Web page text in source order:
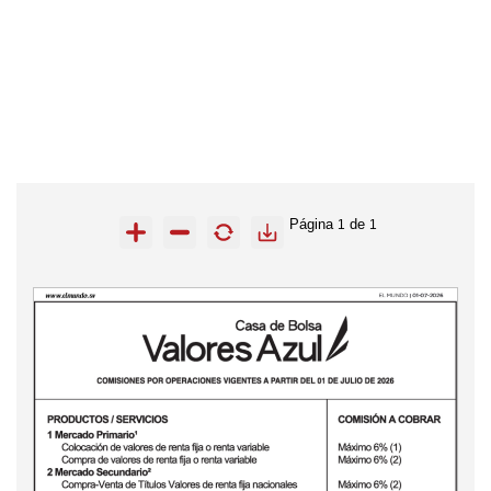
Página 1 de 1